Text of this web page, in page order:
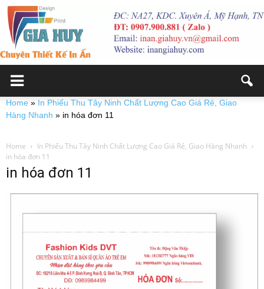
Home » In Phiếu Thu Tây Ninh Chất Lượng Cao Giá Rẻ, Giao
Hàng Nhanh » in hóa đơn 11
Home
In Phiếu Thu Tây Ninh Chất Lượng Cao Giá Rẻ, Giao Hàng Nhanh
in hóa đơn 11
in hóa đơn 11